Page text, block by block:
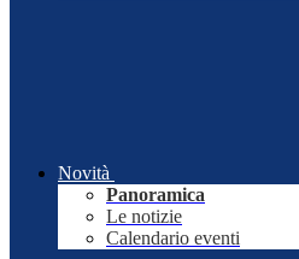
Novità
Panoramica
Le notizie
Calendario eventi